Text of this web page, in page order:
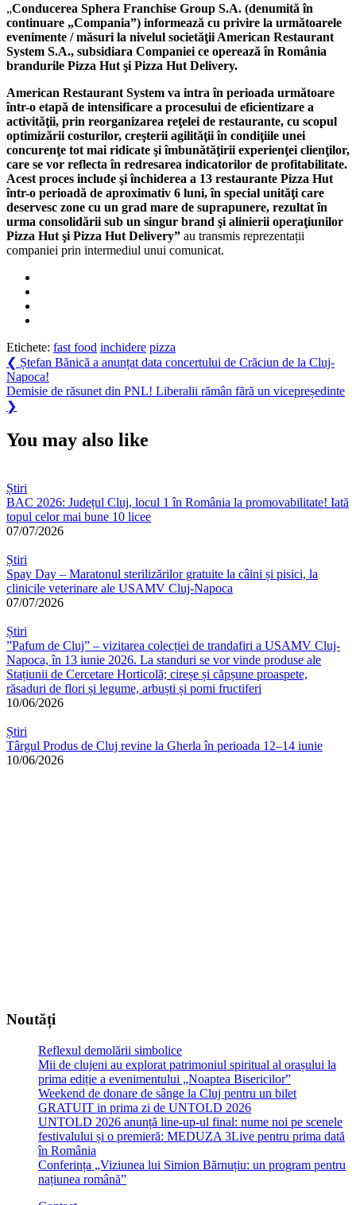
„Conducerea Sphera Franchise Group S.A. (denumită în
continuare „Compania”) informează cu privire la următoarele
evenimente / măsuri la nivelul societăţii American Restaurant
System S.A., subsidiara Companiei ce operează în România
brandurile Pizza Hut şi Pizza Hut Delivery.
American Restaurant System va intra în perioada următoare
într-o etapă de intensificare a procesului de eficientizare a
activităţii, prin reorganizarea reţelei de restaurante, cu scopul
optimizării costurilor, creşterii agilităţii în condiţiile unei
concurenţe tot mai ridicate şi îmbunătăţirii experienţei clienţilor,
care se vor reflecta în redresarea indicatorilor de profitabilitate.
Acest proces include şi închiderea a 13 restaurante Pizza Hut
într-o perioadă de aproximativ 6 luni, în special unităţi care
deservesc zone cu un grad mare de suprapunere, rezultat în
urma consolidării sub un singur brand şi alinierii operaţiunilor
Pizza Hut şi Pizza Hut Delivery” au transmis reprezentații
companiei prin intermediul unui comunicat.
Etichete: fast food inchidere pizza
Navigare
în
articole
❮ Previous
Post:
Ștefan Bănică a anunțat data concertului de Crăciun de la Cluj-
Napoca!
Next
Post:
Demisie de răsunet din PNL! Liberalii rămân fără un vicepreședinte
❯
You may also like
Știri
BAC 2026: Județul Cluj, locul 1 în România la promovabilitate! Iată
topul celor mai bune 10 licee
07/07/2026
Știri
Spay Day – Maratonul sterilizărilor gratuite la câini și pisici, la
clinicile veterinare ale USAMV Cluj-Napoca
07/07/2026
Știri
”Pafum de Cluj” – vizitarea colecției de trandafiri a USAMV Cluj-
Napoca, în 13 iunie 2026. La standuri se vor vinde produse ale
Stațiunii de Cercetare Horticolă; cireșe și căpșune proaspete,
răsaduri de flori și legume, arbuști și pomi fructiferi
10/06/2026
Știri
Târgul Produs de Cluj revine la Gherla în perioada 12–14 iunie
10/06/2026
Noutăți
Reflexul demolării simbolice
Mii de clujeni au explorat patrimoniul spiritual al orașului la
prima ediție a evenimentului „Noaptea Bisericilor”
Weekend de donare de sânge la Cluj pentru un bilet
GRATUIT in prima zi de UNTOLD 2026
UNTOLD 2026 anunță line-up-ul final: nume noi pe scenele
festivalului și o premieră: MEDUZA 3Live pentru prima dată
în România
Conferința „Viziunea lui Simion Bărnuțiu: un program pentru
națiunea română”